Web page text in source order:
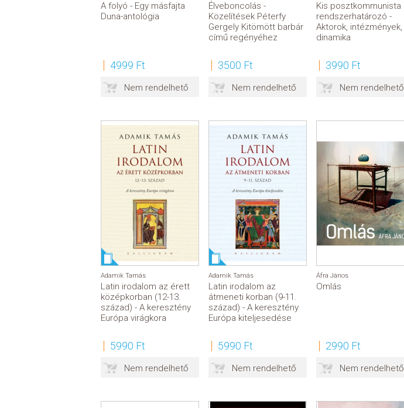
A folyó - Egy másfajta
Duna-antológia
4999 Ft
Nem rendelhető
Élveboncolás -
Közelítések Péterfy
Gergely Kitömött barbár
című regényéhez
3500 Ft
Nem rendelhető
Kis posztkommunista
rendszerhatározó -
Aktorok, intézmények,
dinamika
3990 Ft
Nem rendelhető
Adamik Tamás
Latin irodalom az érett
középkorban (12-13.
század) - A keresztény
Európa virágkora
5990 Ft
Nem rendelhető
Adamik Tamás
Latin irodalom az
átmeneti korban (9-11.
század) - A keresztény
Európa kiteljesedése
5990 Ft
Nem rendelhető
Áfra János
Omlás
2990 Ft
Nem rendelhető